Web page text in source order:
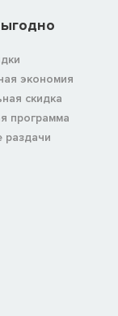
ими порода
древней
у этих
и
экономия
скидка
программа
раздачи